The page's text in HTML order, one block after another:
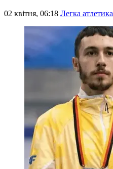
02 квітня, 06:18 Легка атлетика